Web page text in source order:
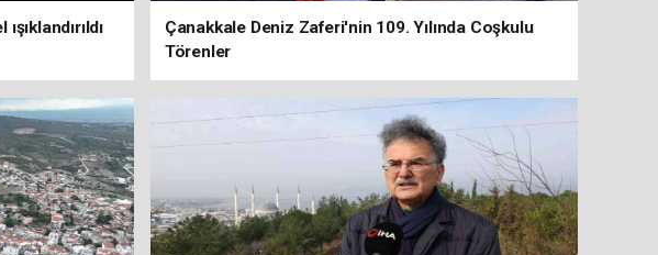
Çanakkale Deniz Zaferi'nin 109. Yılında Coşkulu
Törenler